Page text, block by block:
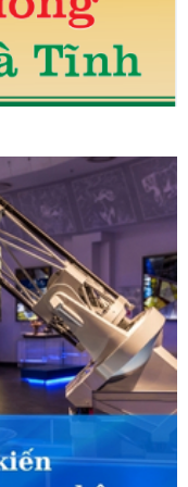
Đề án 06 ở Hà Tĩnh
container qua cảng
NHÁNH CÔNG
về việc tiếp tục tăng
các hóa chất nguy
nông thôn Hà Tĩnh thực
Việt Nam (13/10)
quyền Hợp chúng quốc
Tập trung chỉ đạo, phấn
Nguyễn Hoàng
của Tổng Bí thư Tô
Hà Tĩnh có 9 sản
của Ban Thường vụ
đảng bộ cấp huyện và
cốt lõi” là Chủ đề cho
Tổ chức tiếp
năm 2025, triển khai
xuất các giải pháp hỗ
kinh tế xã hội
Lan
Gỡ khó cho doanh
Hà Tĩnh tổ chức
CĐN Công Thương Hà
mình” nhân ngày
của Quân đội Nhân